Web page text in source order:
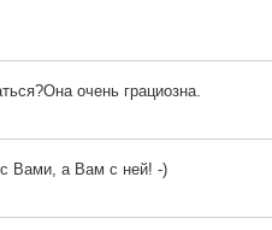
очень грациозна.
Вами, а Вам с ней! -)